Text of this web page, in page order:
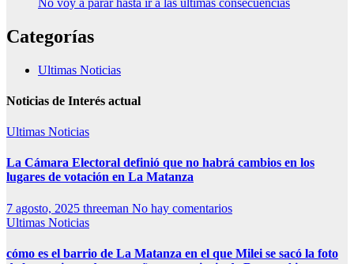
Categorías
Ultimas Noticias
Noticias de Interés actual
Ultimas Noticias
La Cámara Electoral definió que no habrá cambios en los
lugares de votación en La Matanza
7 agosto, 2025 threeman No hay comentarios
Ultimas Noticias
cómo es el barrio de La Matanza en el que Milei se sacó la foto